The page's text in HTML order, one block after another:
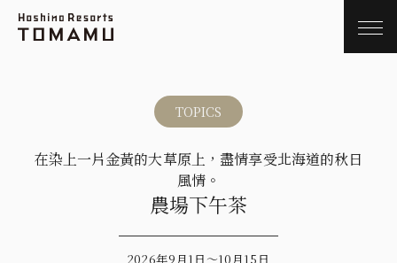
TOPICS
在染上一片金黃的大草原上，盡情享受北海道的秋日
風情。
農場下午茶
2026年9月1日～10月15日